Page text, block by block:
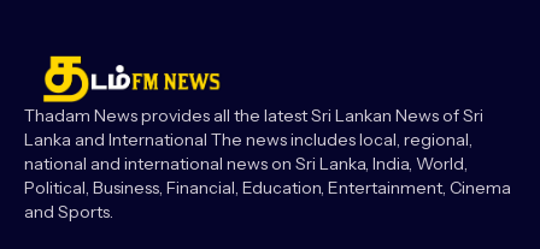
Thadam News provides all the latest Sri Lankan News of Sri
Lanka and International The news includes local, regional,
national and international news on Sri Lanka, India, World,
Political, Business, Financial, Education, Entertainment, Cinema
and Sports.